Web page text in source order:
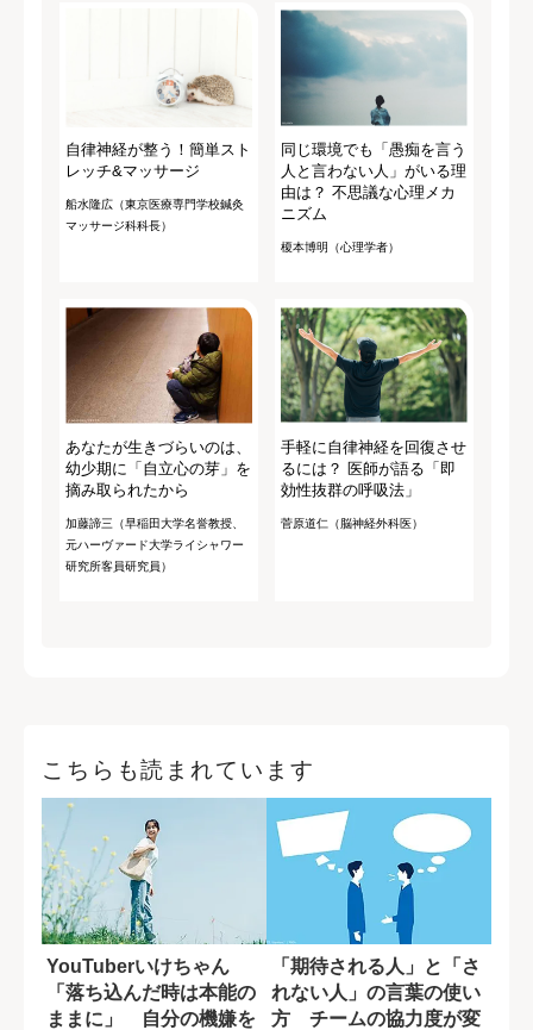
自律神経が整う！簡単スト
レッチ&マッサージ
船水隆広（東京医療専門学校鍼灸
マッサージ科科長）
同じ環境でも「愚痴を言う
人と言わない人」がいる理
由は？ 不思議な心理メカ
ニズム
榎本博明（心理学者）
あなたが生きづらいのは、
幼少期に「自立心の芽」を
摘み取られたから
加藤諦三（早稲田大学名誉教授、
元ハーヴァード大学ライシャワー
研究所客員研究員）
手軽に自律神経を回復させ
るには？ 医師が語る「即
効性抜群の呼吸法」
菅原道仁（脳神経外科医）
こちらも読まれています
YouTuberいけちゃん
「落ち込んだ時は本能の
ままに」 自分の機嫌を
「期待される人」と「さ
れない人」の言葉の使い
方 チームの協力度が変